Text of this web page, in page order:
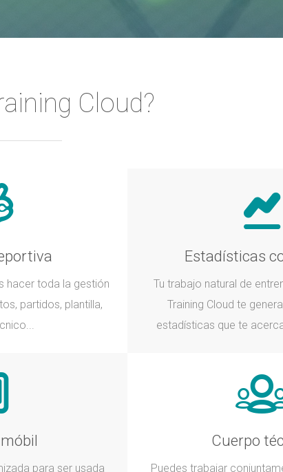
Cloud?
hacer toda la gestión
partidos, plantilla,
Estadísticas
Tu trabajo natural de
Training Cloud te
estadísticas que te
para ser usada
Cuerpo
Puedes trabajar